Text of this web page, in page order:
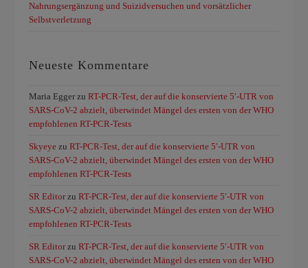
Nahrungsergänzung und Suizidversuchen und vorsätzlicher
Selbstverletzung
Neueste Kommentare
Maria Egger zuRT-PCR-Test, der auf die konservierte 5′-UTR von
SARS-CoV-2 abzielt, überwindet Mängel des ersten von der WHO
empfohlenen RT-PCR-Tests
Skyeye zuRT-PCR-Test, der auf die konservierte 5′-UTR von
SARS-CoV-2 abzielt, überwindet Mängel des ersten von der WHO
empfohlenen RT-PCR-Tests
SR EditorzuRT-PCR-Test, der auf die konservierte 5′-UTR von
SARS-CoV-2 abzielt, überwindet Mängel des ersten von der WHO
empfohlenen RT-PCR-Tests
SR EditorzuRT-PCR-Test, der auf die konservierte 5′-UTR von
SARS-CoV-2 abzielt, überwindet Mängel des ersten von der WHO